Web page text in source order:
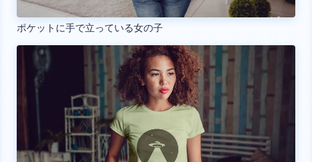
ポケットに手で立っている女の子